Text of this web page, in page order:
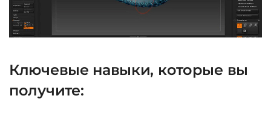
Ключевые навыки, которые вы
получите: